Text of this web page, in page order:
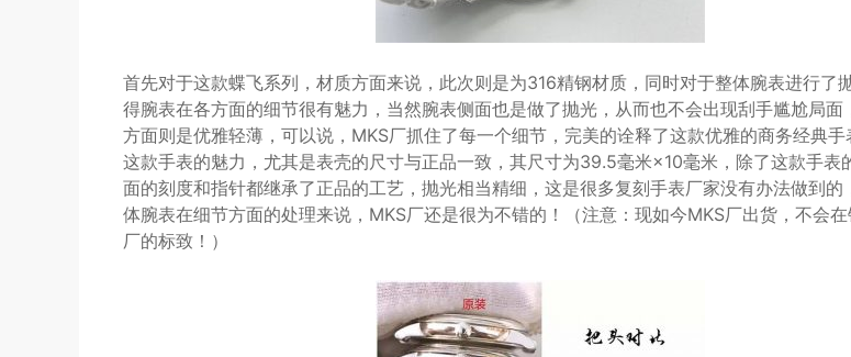
首先对于这款蝶飞系列，材质方面来说，此次则是为316精钢材质，同时对于整体腕表进行了
得腕表在各方面的细节很有魅力，当然腕表侧面也是做了抛光，从而也不会出现刮手尴尬局面
方面则是优雅轻薄，可以说，MKS厂抓住了每一个细节，完美的诠释了这款优雅的商务经典手
这款手表的魅力，尤其是表壳的尺寸与正品一致，其尺寸为39.5毫米×10毫米，除了这款手表
面的刻度和指针都继承了正品的工艺，抛光相当精细，这是很多复刻手表厂家没有办法做到的
体腕表在细节方面的处理来说，MKS厂还是很为不错的！（注意：现如今MKS厂出货，不会
厂的标致！）